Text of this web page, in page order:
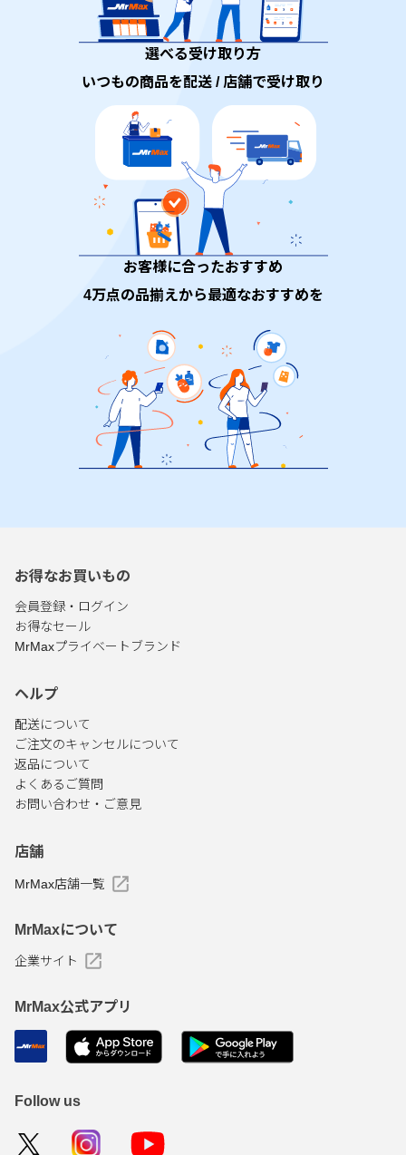
選べる受け取り方
いつもの商品を配送 / 店舗で受け取り
お客様に合ったおすすめ
4万点の品揃えから最適なおすすめを
お得なお買いもの
会員登録・ログイン
お得なセール
MrMaxプライベートブランド
ヘルプ
配送について
ご注文のキャンセルについて
返品について
よくあるご質問
お問い合わせ・ご意見
店舗
MrMax店舗一覧
MrMaxについて
企業サイト
MrMax公式アプリ
Follow us